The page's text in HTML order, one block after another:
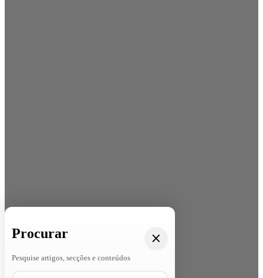
Procurar
Pesquise artigos, secções e conteúdos